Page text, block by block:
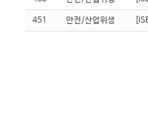
451 안전/산업위생